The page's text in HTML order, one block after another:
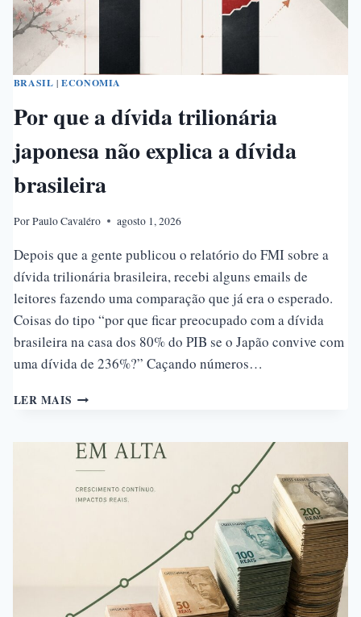
BRASIL |ECONOMIA
Por que a dívida trilionária
japonesa não explica a dívida
brasileira
PorPaulo Cavaléro agosto 1, 2026
Depois que a gente publicou o relatório do FMI sobre a
dívida trilionária brasileira, recebi alguns emails de
leitores fazendo uma comparação que já era o esperado.
Coisas do tipo “por que ficar preocupado com a dívida
brasileira na casa dos 80% do PIB se o Japão convive com
uma dívida de 236%?” Caçando números…
LER MAIS POR
DÍVIDA
TRILIONÁRIA
NÃO
BRASILEIRA